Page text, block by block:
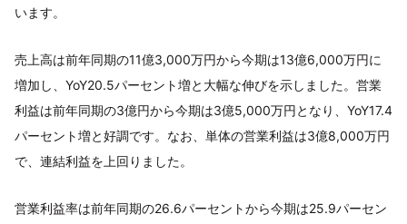
います。
売上高は前年同期の11億3,000万円から今期は13億6,000万円に
増加し、YoY20.5パーセント増と大幅な伸びを示しました。営業
利益は前年同期の3億円から今期は3億5,000万円となり、YoY17.4
パーセント増と好調です。なお、単体の営業利益は3億8,000万円
で、連結利益を上回りました。
営業利益率は前年同期の26.6パーセントから今期は25.9パーセン